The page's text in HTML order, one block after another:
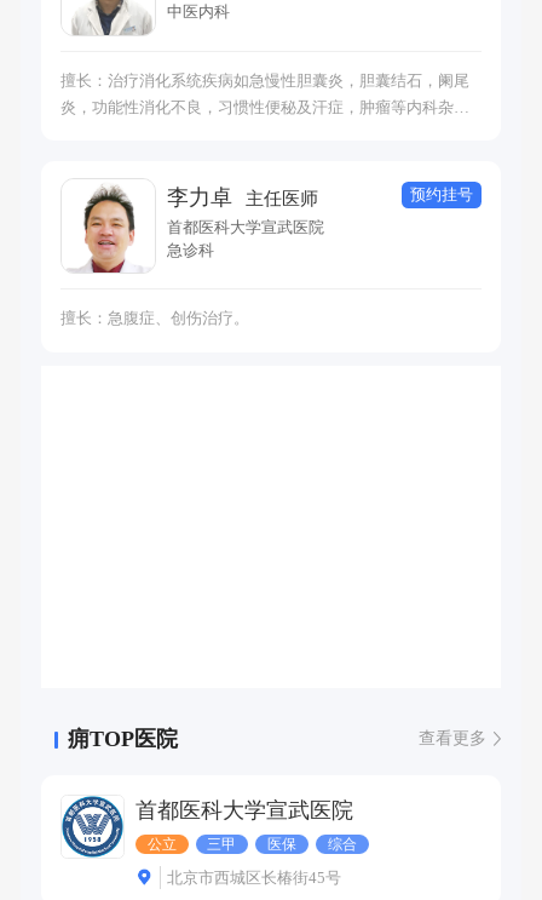
中医内科
擅长：治疗消化系统疾病如急慢性胆囊炎，胆囊结石，阑尾
炎，功能性消化不良，习惯性便秘及汗症，肿瘤等内科杂
李力卓 主任医师
首都医科大学宣武医院
急诊科
预约挂号
擅长：急腹症、创伤治疗。
痈TOP医院 查看更多
首都医科大学宣武医院
公立 三甲 医保 综合
北京市西城区长椿街45号